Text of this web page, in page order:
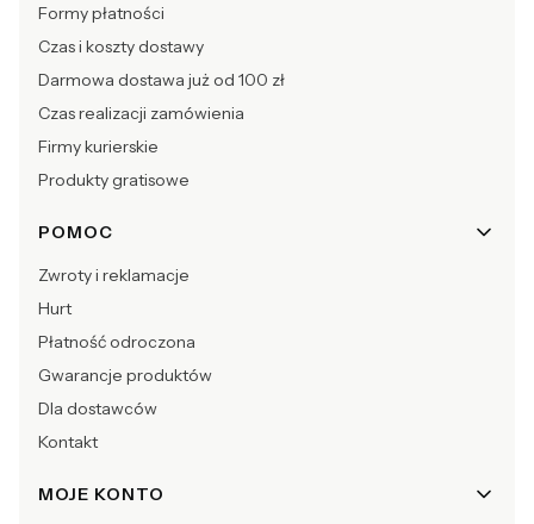
Formy płatności
Czas i koszty dostawy
Darmowa dostawa już od 100 zł
Czas realizacji zamówienia
Firmy kurierskie
Produkty gratisowe
POMOC
Zwroty i reklamacje
Hurt
Płatność odroczona
Gwarancje produktów
Dla dostawców
Kontakt
MOJE KONTO